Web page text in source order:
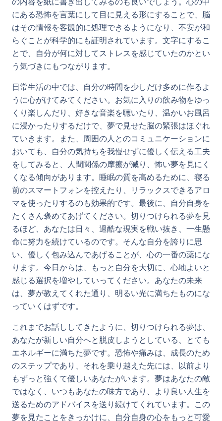
にある恐怖を言葉にして目に見える形にすることで、脳
はその情報を客観的に処理できるようになり、不安が和
らぐことが科学的にも証明されています。文字にするこ
とで、自分が何に対してストレスを感じていたのかとい
う気づきにもつながります。
日常生活の中では、自分の時間を少しだけ多めに作るよ
うに心がけてみてください。お気に入りの飲み物をゆっ
くり楽しんだり、好きな音楽を聴いたり、温かいお風呂
に浸かったりするだけで、夢で見せた脳の緊張はほぐれ
ていきます。また、周囲の人とのコミュニケーションに
おいても、自分の気持ちを我慢せずに優しく伝える工夫
をしてみると、人間関係の摩擦が減り、怖い夢を見にく
くなる傾向があります。睡眠の質を高めるために、寝る
前のスマートフォンを控えたり、リラックスできるアロ
マを使ったりするのも効果的です。最後に、自分自身を
たくさん褒めてあげてください。切りつけられる夢を見
るほど、あなたは日々、過酷な現実を戦い抜き、一生懸
命に努力を続けているのです。そんな自分を誇りに思
い、優しく包み込んであげることが、心の一番の薬にな
ります。今日からは、もっと自分を大切に、心地よいと
感じる選択を増やしていってください。あなたの未来
は、夢が教えてくれた通り、明るい光に満ちたものにな
っていくはずです。
これまでお話ししてきたように、切りつけられる夢は、
あなたが新しい自分へと脱皮しようとしている、とても
エネルギーに満ちた夢です。恐怖や痛みは、成長のため
のステップであり、それを乗り越えた先には、以前より
もずっと強くて優しいあなたがいます。夢はあなたの敵
ではなく、いつもあなたの味方であり、より良い人生を
送るためのアドバイスを送り続けてくれています。この
夢を見たことをきっかけに、自分自身の心をもっと可愛